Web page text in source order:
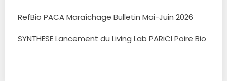
RefBio PACA Maraîchage Bulletin Mai-Juin 2026
SYNTHESE Lancement du Living Lab PARiCI Poire Bio